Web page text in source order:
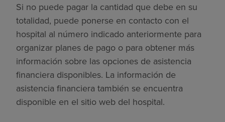
Si no puede pagar la cantidad que debe en su
totalidad, puede ponerse en contacto con el
hospital al número indicado anteriormente para
organizar planes de pago o para obtener más
información sobre las opciones de asistencia
financiera disponibles. La información de
asistencia financiera también se encuentra
disponible en el sitio web del hospital.